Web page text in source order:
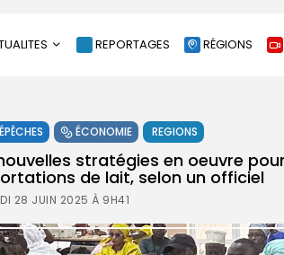
REPORTAGES RÉGIONS
ÉCONOMIE REGIONS
stratégies en oeuvre
de lait, selon un officiel
28 JUIN 2025 À 9H41